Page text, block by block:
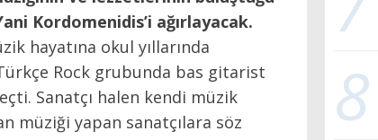
Kordomenidis’i ağırlayacak.
hayatına okul yıllarında
Rock grubunda bas gitarist
Sanatçı halen kendi müzik
müziği yapan sanatçılara söz
8